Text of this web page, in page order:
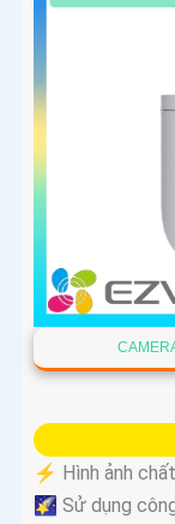
️⚡ Hình ảnh
🌠 Sử dụng